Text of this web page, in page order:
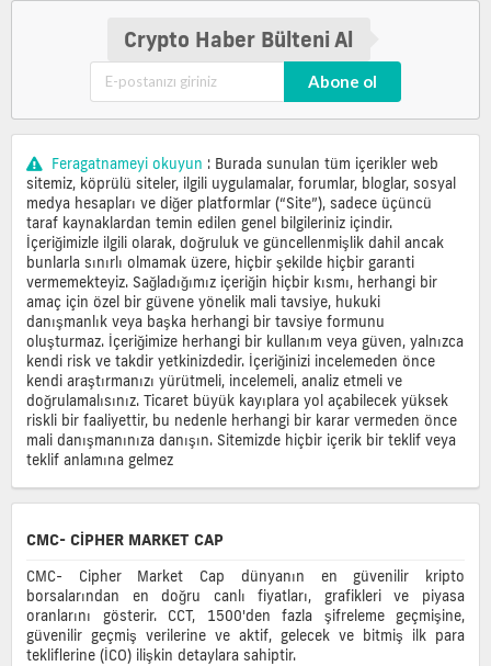
Crypto Haber Bülteni Al
Abone ol
Feragatnameyi okuyun : Burada sunulan tüm içerikler web
sitemiz, köprülü siteler, ilgili uygulamalar, forumlar, bloglar, sosyal
medya hesapları ve diğer platformlar (“Site”), sadece üçüncü
taraf kaynaklardan temin edilen genel bilgileriniz içindir.
İçeriğimizle ilgili olarak, doğruluk ve güncellenmişlik dahil ancak
bunlarla sınırlı olmamak üzere, hiçbir şekilde hiçbir garanti
vermemekteyiz. Sağladığımız içeriğin hiçbir kısmı, herhangi bir
amaç için özel bir güvene yönelik mali tavsiye, hukuki
danışmanlık veya başka herhangi bir tavsiye formunu
oluşturmaz. İçeriğimize herhangi bir kullanım veya güven, yalnızca
kendi risk ve takdir yetkinizdedir. İçeriğinizi incelemeden önce
kendi araştırmanızı yürütmeli, incelemeli, analiz etmeli ve
doğrulamalısınız. Ticaret büyük kayıplara yol açabilecek yüksek
riskli bir faaliyettir, bu nedenle herhangi bir karar vermeden önce
mali danışmanınıza danışın. Sitemizde hiçbir içerik bir teklif veya
teklif anlamına gelmez
CMC- CIPHER MARKET CAP
CMC- Cipher Market Cap dünyanın en güvenilir kripto
borsalarından en doğru canlı fiyatları, grafikleri ve piyasa
oranlarını gösterir. CCT, 1500'den fazla şifreleme geçmişine,
güvenilir geçmiş verilerine ve aktif, gelecek ve bitmiş ilk para
tekliflerine (İCO) ilişkin detaylara sahiptir.